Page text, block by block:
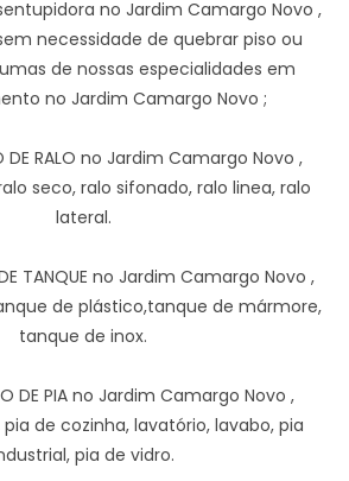
no Jardim Camargo Novo ,
necessidade de quebrar piso ou
de nossas especialidades em
no Jardim Camargo Novo ;
DE RALO no Jardim Camargo Novo ,
seco, ralo sifonado, ralo linea, ralo
lateral.
DE TANQUE no Jardim Camargo Novo ,
de plástico,tanque de mármore,
tanque de inox.
DE PIA no Jardim Camargo Novo ,
de cozinha, lavatório, lavabo, pia
pia de vidro.